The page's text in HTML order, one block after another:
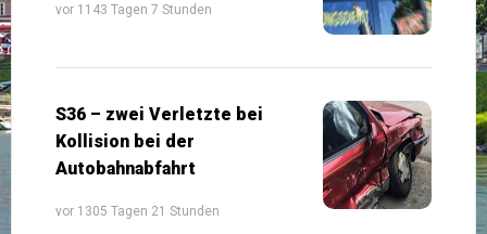
vor 1143 Tagen 7 Stunden
S36 – zwei Verletzte bei
Kollision bei der
Autobahnabfahrt
vor 1305 Tagen 21 Stunden